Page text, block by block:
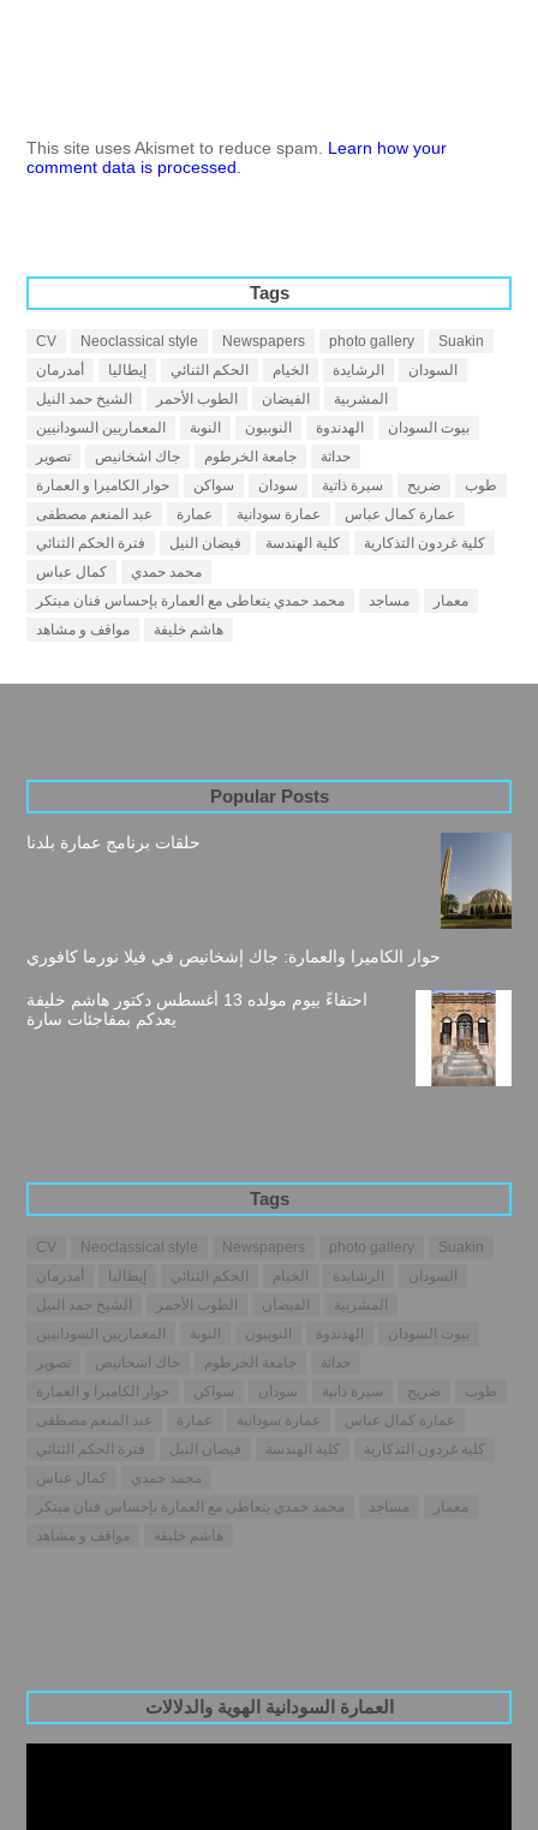
This site uses Akismet to reduce spam. Learn how your
comment data is processed.
Tags
CV Neoclassical style Newspapers photo gallery
Suakin
أمدرمان
إيطاليا الحكم الثنائي الخيام الرشايدة
السودان
الشيخ حمد النيل
الطوب الأحمر الفيضان
المشربية
المعماريين السودانيين
النوبة النوبيون الهدندوة
بيوت السودان
تصوير
جاك اشخانيص جامعة الخرطوم
حداثة
حوار الكاميرا و العمارة
سواكن سودان سيرة ذاتية ضريح
طوب
عبد المنعم مصطفى
عمارة عمارة سودانية
عمارة كمال عباس
فترة الحكم الثنائي
فيضان النيل كلية الهندسة
كلية غردون التذكارية
كمال عباس
محمد حمدي
محمد حمدي يتعاطى مع العمارة بإحساس فنان مبتكر
مساجد
معمار
مواقف و مشاهد
هاشم خليفة
Popular Posts
حلقات برنامج عمارة بلدنا
حوار الكاميرا والعمارة: جاك إشخانيص في فيلا نورما كافوري
احتفاءً بيوم مولده 13 أغسطس دكتور هاشم خليفة
يعدكم بمفاجئات سارة
Tags
CV Neoclassical style Newspapers photo gallery
Suakin
أمدرمان
إيطاليا الحكم الثنائي الخيام الرشايدة
السودان
الشيخ حمد النيل
الطوب الأحمر الفيضان
المشربية
المعماريين السودانيين
النوبة النوبيون الهدندوة
بيوت السودان
تصوير
جاك اشخانيص جامعة الخرطوم
حداثة
حوار الكاميرا و العمارة
سواكن سودان سيرة ذاتية ضريح
طوب
عبد المنعم مصطفى
عمارة عمارة سودانية
عمارة كمال عباس
فترة الحكم الثنائي
فيضان النيل كلية الهندسة
كلية غردون التذكارية
كمال عباس
محمد حمدي
محمد حمدي يتعاطى مع العمارة بإحساس فنان مبتكر
مساجد
معمار
مواقف و مشاهد
هاشم خليفة
العمارة السودانية الهوية والدلالات